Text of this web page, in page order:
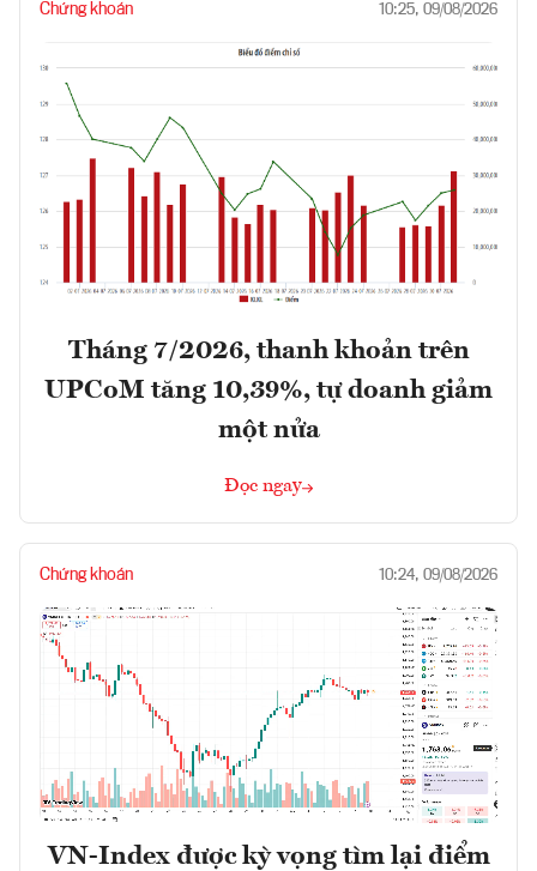
Chứng khoán 10:25, 09/08/2026
Tháng 7/2026, thanh khoản trên
UPCoM tăng 10,39%, tự doanh giảm
một nửa
Đọc ngay
Chứng khoán 10:24, 09/08/2026
VN-Index được kỳ vọng tìm lại điểm